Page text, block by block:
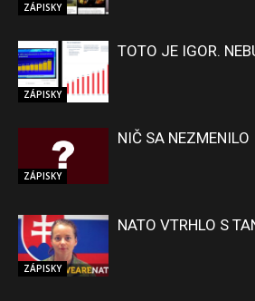
ZÁPISKY
ZÁPISKY
TOTO JE IGOR.
ZÁPISKY
NIČ SA NEZMENILO
ZÁPISKY
NATO VTRHLO S